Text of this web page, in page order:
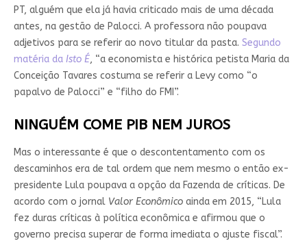
PT, alguém que ela já havia criticado mais de uma década
antes, na gestão de Palocci. A professora não poupava
adjetivos para se referir ao novo titular da pasta. Segundo
matéria da Isto É, “a economista e histórica petista Maria da
Conceição Tavares costuma se referir a Levy como “o
papalvo de Palocci” e “filho do FMI”.
NINGUÉM COME PIB NEM JUROS
Mas o interessante é que o descontentamento com os
descaminhos era de tal ordem que nem mesmo o então ex-
presidente Lula poupava a opção da Fazenda de críticas. De
acordo com o jornalValor Econômicoainda em 2015, “Lula
fez duras críticas à política econômica e afirmou que o
governo precisa superar de forma imediata o ajuste fiscal”.